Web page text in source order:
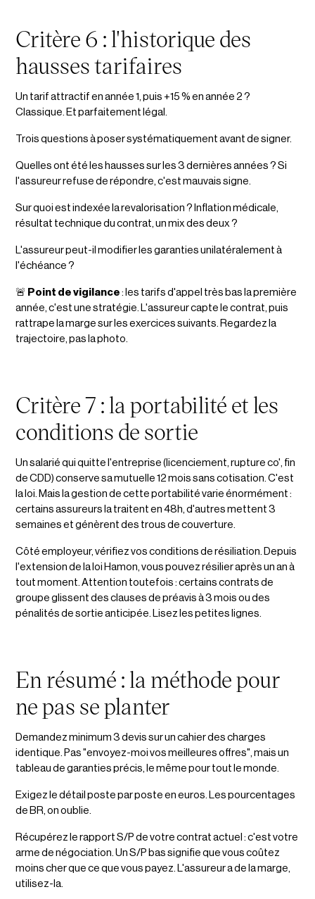
Critère 6 : l'historique des
hausses tarifaires
Un tarif attractif en année 1, puis +15 % en année 2 ?
Classique. Et parfaitement légal.
Trois questions à poser systématiquement avant de signer.
Quelles ont été les hausses sur les 3 dernières années ? Si
l'assureur refuse de répondre, c'est mauvais signe.
Sur quoi est indexée la revalorisation ? Inflation médicale,
résultat technique du contrat, un mix des deux ?
L'assureur peut-il modifier les garanties unilatéralement à
l'échéance ?
🚨 Point de vigilance : les tarifs d'appel très bas la première
année, c'est une stratégie. L'assureur capte le contrat, puis
rattrape la marge sur les exercices suivants. Regardez la
trajectoire, pas la photo.
Critère 7 : la portabilité et les
conditions de sortie
Un salarié qui quitte l'entreprise (licenciement, rupture co', fin
de CDD) conserve sa mutuelle 12 mois sans cotisation. C'est
la loi. Mais la gestion de cette portabilité varie énormément :
certains assureurs la traitent en 48h, d'autres mettent 3
semaines et génèrent des trous de couverture.
Côté employeur, vérifiez vos conditions de résiliation. Depuis
l'extension de la loi Hamon, vous pouvez résilier après un an à
tout moment. Attention toutefois : certains contrats de
groupe glissent des clauses de préavis à 3 mois ou des
pénalités de sortie anticipée. Lisez les petites lignes.
En résumé : la méthode pour
ne pas se planter
Demandez minimum 3 devis sur un cahier des charges
identique. Pas "envoyez-moi vos meilleures offres", mais un
tableau de garanties précis, le même pour tout le monde.
Exigez le détail poste par poste en euros. Les pourcentages
de BR, on oublie.
Récupérez le rapport S/P de votre contrat actuel : c'est votre
arme de négociation. Un S/P bas signifie que vous coûtez
moins cher que ce que vous payez. L'assureur a de la marge,
utilisez-la.